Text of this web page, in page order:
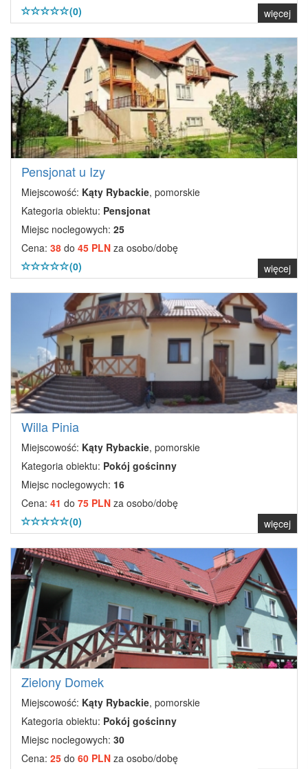
(0)
więcej
Pensjonat u Izy
Miejscowość: Kąty Rybackie, pomorskie
Kategoria obiektu: Pensjonat
Miejsc noclegowych: 25
Cena: 38 do 45 PLN za osobo/dobę
(0)
więcej
Willa Pinia
Miejscowość: Kąty Rybackie, pomorskie
Kategoria obiektu: Pokój gościnny
Miejsc noclegowych: 16
Cena: 41 do 75 PLN za osobo/dobę
(0)
więcej
Zielony Domek
Miejscowość: Kąty Rybackie, pomorskie
Kategoria obiektu: Pokój gościnny
Miejsc noclegowych: 30
Cena: 25 do 60 PLN za osobo/dobę